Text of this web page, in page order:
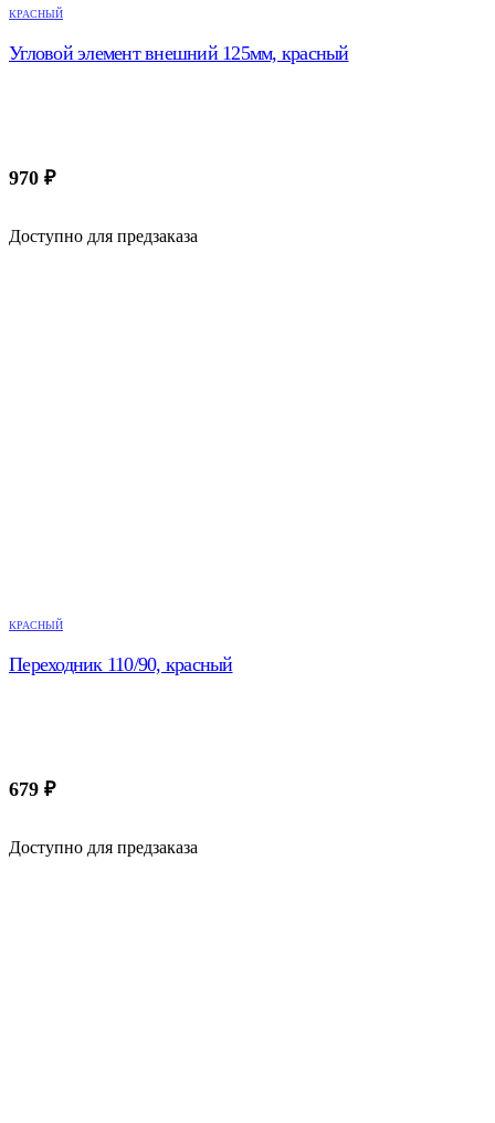
КРАСНЫЙ
Угловой элемент внешний 125мм, красный
970 ₽
Доступно для предзаказа
КРАСНЫЙ
Переходник 110/90, красный
679 ₽
Доступно для предзаказа